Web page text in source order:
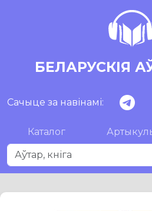
БЕЛАРУСКІЯ
Сачыце за навінамі:
Каталог